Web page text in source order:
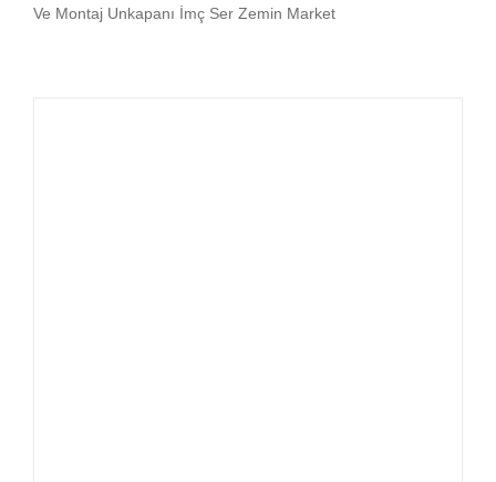
Ve Montaj Unkapanı İmç Ser Zemin Market